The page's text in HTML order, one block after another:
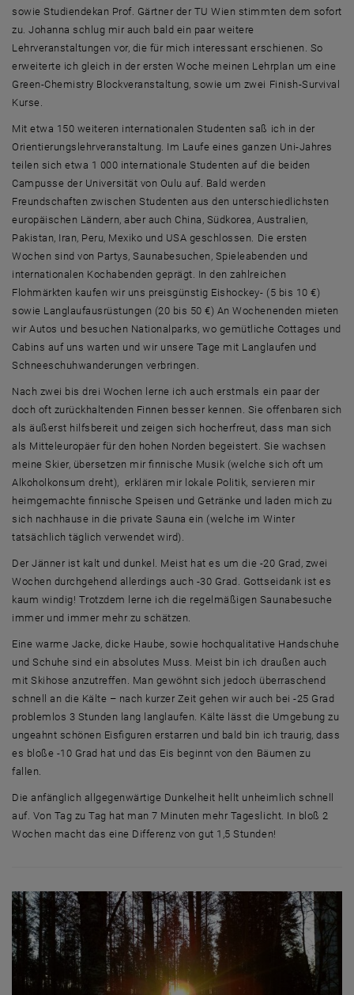
sowie Studiendekan Prof. Gärtner der TU Wien stimmten dem sofort
zu. Johanna schlug mir auch bald ein paar weitere
Lehrveranstaltungen vor, die für mich interessant erschienen. So
erweiterte ich gleich in der ersten Woche meinen Lehrplan um eine
Green-Chemistry Blockveranstaltung, sowie um zwei Finish-Survival
Kurse.
Mit etwa 150 weiteren internationalen Studenten saß ich in der
Orientierungslehrveranstaltung. Im Laufe eines ganzen Uni-Jahres
teilen sich etwa 1 000 internationale Studenten auf die beiden
Campusse der Universität von Oulu auf. Bald werden
Freundschaften zwischen Studenten aus den unterschiedlichsten
europäischen Ländern, aber auch China, Südkorea, Australien,
Pakistan, Iran, Peru, Mexiko und USA geschlossen. Die ersten
Wochen sind von Partys, Saunabesuchen, Spieleabenden und
internationalen Kochabenden geprägt. In den zahlreichen
Flohmärkten kaufen wir uns preisgünstig Eishockey- (5 bis 10 €)
sowie Langlaufausrüstungen (20 bis 50 €) An Wochenenden mieten
wir Autos und besuchen Nationalparks, wo gemütliche Cottages und
Cabins auf uns warten und wir unsere Tage mit Langlaufen und
Schneeschuhwanderungen verbringen.
Nach zwei bis drei Wochen lerne ich auch erstmals ein paar der
doch oft zurückhaltenden Finnen besser kennen. Sie offenbaren sich
als äußerst hilfsbereit und zeigen sich hocherfreut, dass man sich
als Mitteleuropäer für den hohen Norden begeistert. Sie wachsen
meine Skier, übersetzen mir finnische Musik (welche sich oft um
Alkoholkonsum dreht), erklären mir lokale Politik, servieren mir
heimgemachte finnische Speisen und Getränke und laden mich zu
sich nachhause in die private Sauna ein (welche im Winter
tatsächlich täglich verwendet wird).
Der Jänner ist kalt und dunkel. Meist hat es um die -20 Grad, zwei
Wochen durchgehend allerdings auch -30 Grad. Gottseidank ist es
kaum windig! Trotzdem lerne ich die regelmäßigen Saunabesuche
immer und immer mehr zu schätzen.
Eine warme Jacke, dicke Haube, sowie hochqualitative Handschuhe
und Schuhe sind ein absolutes Muss. Meist bin ich draußen auch
mit Skihose anzutreffen. Man gewöhnt sich jedoch überraschend
schnell an die Kälte – nach kurzer Zeit gehen wir auch bei -25 Grad
problemlos 3 Stunden lang langlaufen. Kälte lässt die Umgebung zu
ungeahnt schönen Eisfiguren erstarren und bald bin ich traurig, dass
es bloße -10 Grad hat und das Eis beginnt von den Bäumen zu
fallen.
Die anfänglich allgegenwärtige Dunkelheit hellt unheimlich schnell
auf. Von Tag zu Tag hat man 7 Minuten mehr Tageslicht. In bloß 2
Wochen macht das eine Differenz von gut 1,5 Stunden!